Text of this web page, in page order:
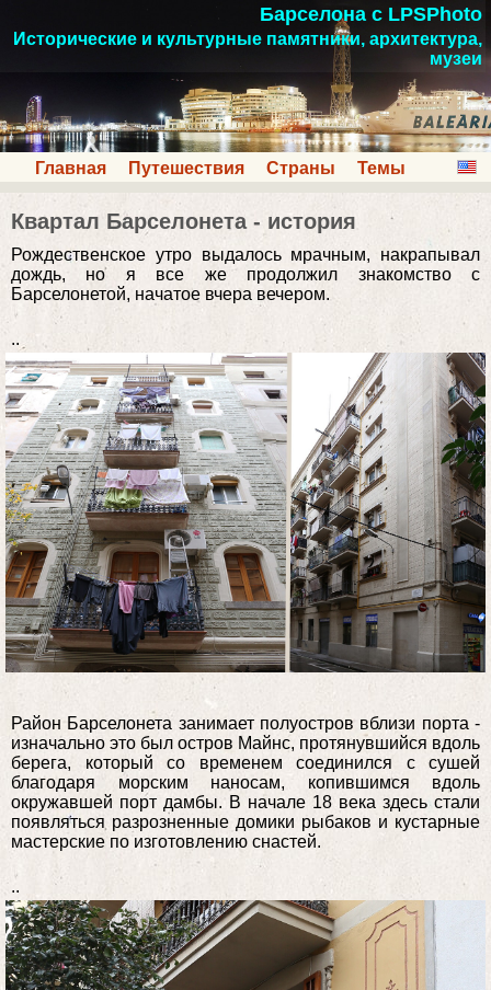
Барселона с LPSPhoto
Исторические и культурные памятники, архитектура,
музеи
Главная Путешествия Страны Темы
Квартал Барселонета - история
Рождественское утро выдалось мрачным, накрапывал
дождь, но я все же продолжил знакомство с
Барселонетой, начатое вчера вечером.
..
Район Барселонета занимает полуостров вблизи порта -
изначально это был остров Майнс, протянувшийся вдоль
берега, который со временем соединился с сушей
благодаря морским наносам, копившимся вдоль
окружавшей порт дамбы. В начале 18 века здесь стали
появляться разрозненные домики рыбаков и кустарные
мастерские по изготовлению снастей.
..